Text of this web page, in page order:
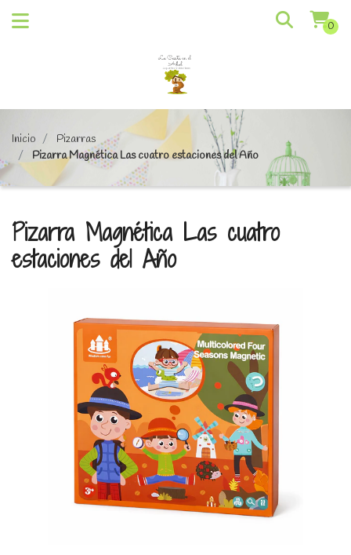
0
Inicio
Pizarras
Pizarra Magnética Las cuatro estaciones del Año
Pizarra Magnética Las cuatro
estaciones del Año